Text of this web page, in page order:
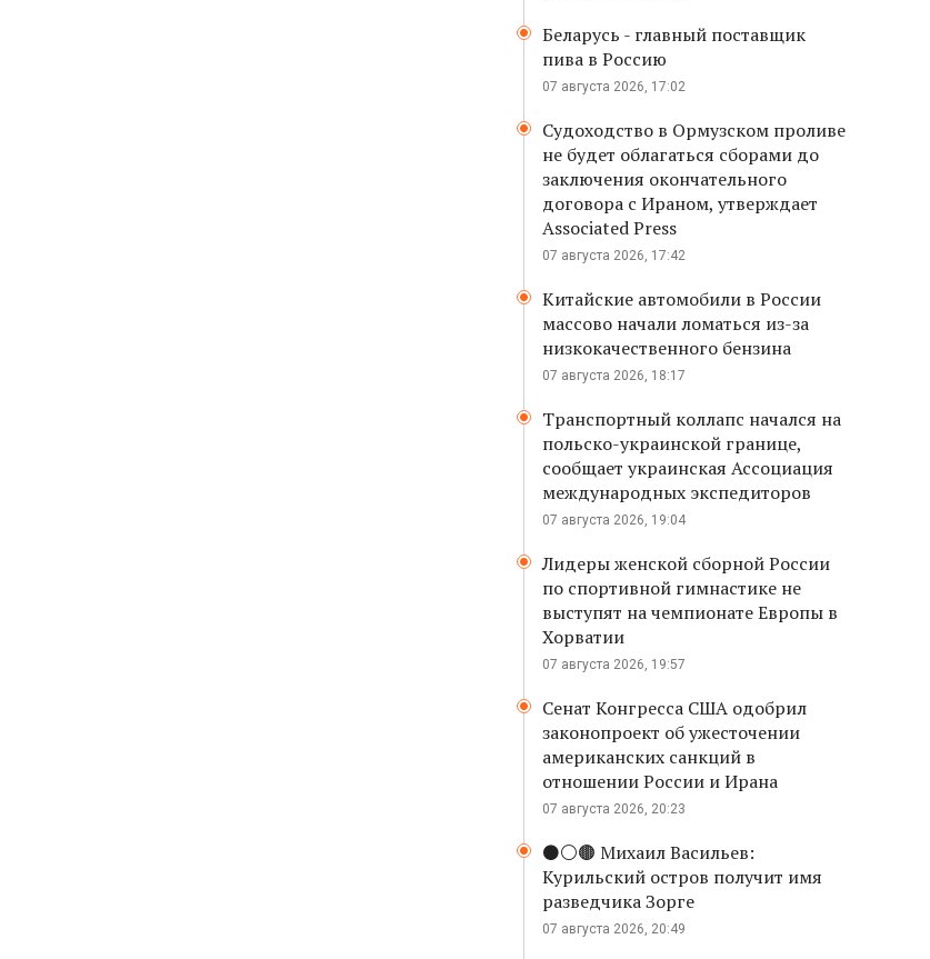
Беларусь - главный поставщик
пива в Россию
07 августа 2026, 17:02
Судоходство в Ормузском проливе
не будет облагаться сборами до
заключения окончательного
договора с Ираном, утверждает
Associated Press
07 августа 2026, 17:42
Китайские автомобили в России
массово начали ломаться из-за
низкокачественного бензина
07 августа 2026, 18:17
Транспортный коллапс начался на
польско-украинской границе,
сообщает украинская Ассоциация
международных экспедиторов
07 августа 2026, 19:04
Лидеры женской сборной России
по спортивной гимнастике не
выступят на чемпионате Европы в
Хорватии
07 августа 2026, 19:57
Сенат Конгресса США одобрил
законопроект об ужесточении
американских санкций в
отношении России и Ирана
07 августа 2026, 20:23
⚫️⚪️🟤 Михаил Васильев:
Курильский остров получит имя
разведчика Зорге
07 августа 2026, 20:49